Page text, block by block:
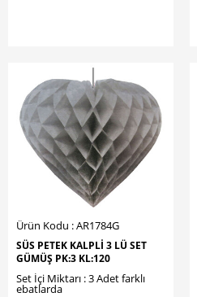
Ürün Kodu : AR1784G
SÜS PETEK KALPLİ 3 LÜ SET
GÜMÜŞ PK:3 KL:120
Set İçi Miktarı : 3 Adet farklı
ebatlarda